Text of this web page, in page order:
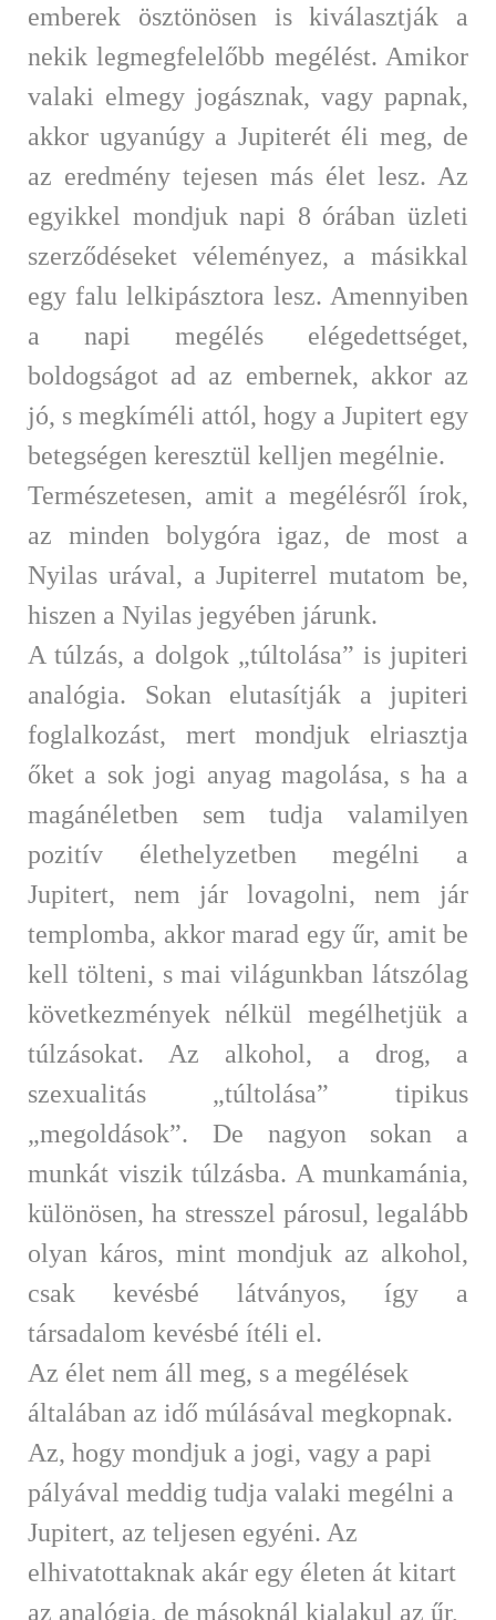
emberek ösztönösen is kiválasztják a
nekik legmegfelelőbb megélést. Amikor
valaki elmegy jogásznak, vagy papnak,
akkor ugyanúgy a Jupiterét éli meg, de
az eredmény tejesen más élet lesz. Az
egyikkel mondjuk napi 8 órában üzleti
szerződéseket véleményez, a másikkal
egy falu lelkipásztora lesz. Amennyiben
a napi megélés elégedettséget,
boldogságot ad az embernek, akkor az
jó, s megkíméli attól, hogy a Jupitert egy
betegségen keresztül kelljen megélnie.
Természetesen, amit a megélésről írok,
az minden bolygóra igaz, de most a
Nyilas urával, a Jupiterrel mutatom be,
hiszen a Nyilas jegyében járunk.
A túlzás, a dolgok „túltolása” is jupiteri
analógia. Sokan elutasítják a jupiteri
foglalkozást, mert mondjuk elriasztja
őket a sok jogi anyag magolása, s ha a
magánéletben sem tudja valamilyen
pozitív élethelyzetben megélni a
Jupitert, nem jár lovagolni, nem jár
templomba, akkor marad egy űr, amit be
kell tölteni, s mai világunkban látszólag
következmények nélkül megélhetjük a
túlzásokat. Az alkohol, a drog, a
szexualitás „túltolása” tipikus
„megoldások”. De nagyon sokan a
munkát viszik túlzásba. A munkamánia,
különösen, ha stresszel párosul, legalább
olyan káros, mint mondjuk az alkohol,
csak kevésbé látványos, így a
társadalom kevésbé ítéli el.
Az élet nem áll meg, s a megélések
általában az idő múlásával megkopnak.
Az, hogy mondjuk a jogi, vagy a papi
pályával meddig tudja valaki megélni a
Jupitert, az teljesen egyéni. Az
elhivatottaknak akár egy életen át kitart
az analógia, de másoknál kialakul az űr,